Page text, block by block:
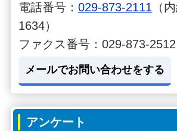
電話番号： 029-873-2111 （
1634）
ファクス番号：029-873-2512
メールでお問い合わせをする
アンケート